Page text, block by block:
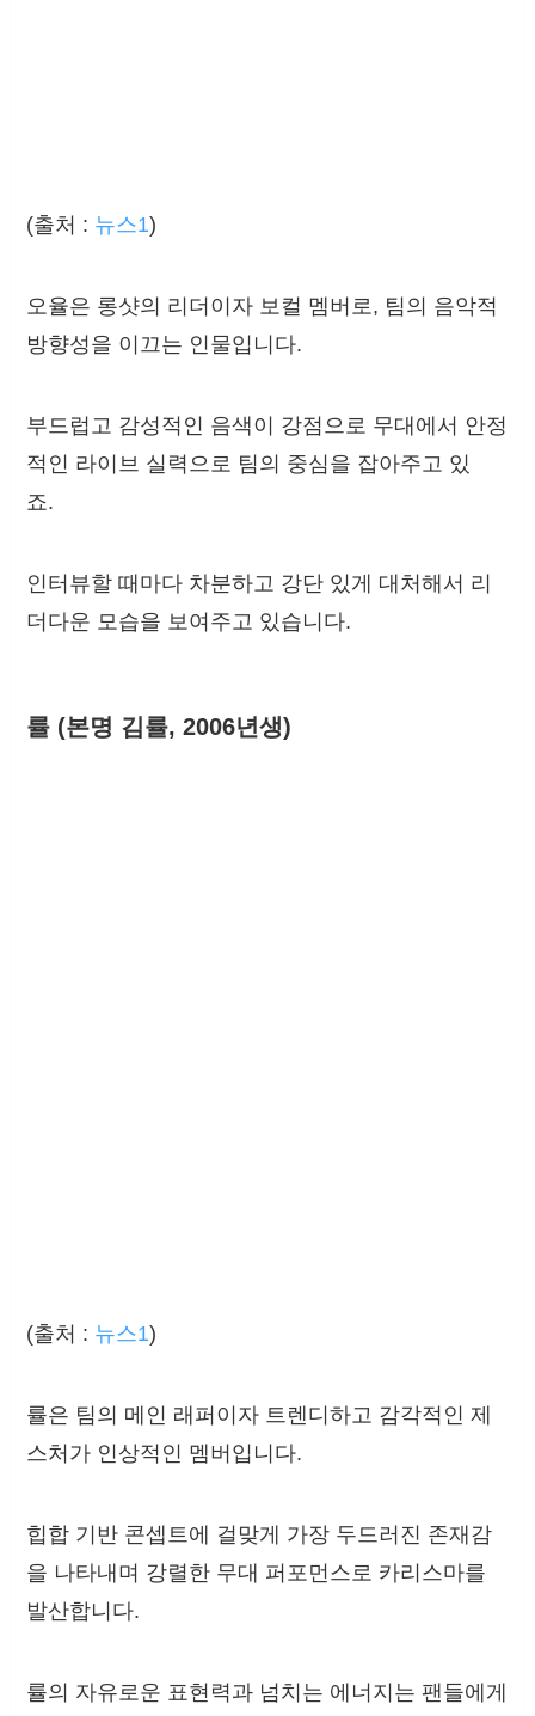
(출처 : 뉴스1)
오율은 롱샷의 리더이자 보컬 멤버로, 팀의 음악적
방향성을 이끄는 인물입니다.
부드럽고 감성적인 음색이 강점으로 무대에서 안정
적인 라이브 실력으로 팀의 중심을 잡아주고 있
죠.
인터뷰할 때마다 차분하고 강단 있게 대처해서 리
더다운 모습을 보여주고 있습니다.
률 (본명 김률, 2006년생)
(출처 : 뉴스1)
률은 팀의 메인 래퍼이자 트렌디하고 감각적인 제
스처가 인상적인 멤버입니다.
힙합 기반 콘셉트에 걸맞게 가장 두드러진 존재감
을 나타내며 강렬한 무대 퍼포먼스로 카리스마를
발산합니다.
률의 자유로운 표현력과 넘치는 에너지는 팬들에게